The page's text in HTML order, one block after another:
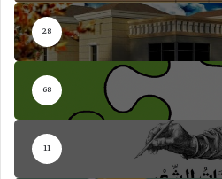
28
68
11